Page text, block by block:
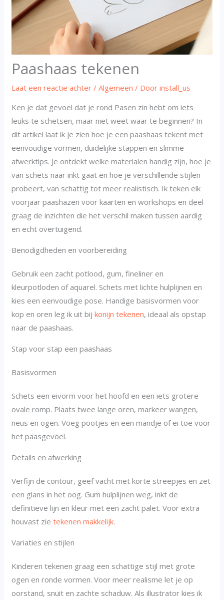
Paashaas tekenen
Laat een reactie achter /Algemeen / Doorinstall_us
Ken je dat gevoel dat je rond Pasen zin hebt om iets
leuks te schetsen, maar niet weet waar te beginnen? In
dit artikel laat ik je zien hoe je een paashaas tekent met
eenvoudige vormen, duidelijke stappen en slimme
afwerktips. Je ontdekt welke materialen handig zijn, hoe je
van schets naar inkt gaat en hoe je verschillende stijlen
probeert, van schattig tot meer realistisch. Ik teken elk
voorjaar paashazen voor kaarten en workshops en deel
graag de inzichten die het verschil maken tussen aardig
en echt overtuigend.
Benodigdheden en voorbereiding
Gebruik een zacht potlood, gum, fineliner en
kleurpotloden of aquarel. Schets met lichte hulplijnen en
kies een eenvoudige pose. Handige basisvormen voor
kop en oren leg ik uit bijkonijn tekenen, ideaal als opstap
naar de paashaas.
Stap voor stap een paashaas
Basisvormen
Schets een eivorm voor het hoofd en een iets grotere
ovale romp. Plaats twee lange oren, markeer wangen,
neus en ogen. Voeg pootjes en een mandje of ei toe voor
het paasgevoel.
Details en afwerking
Verfijn de contour, geef vacht met korte streepjes en zet
een glans in het oog. Gum hulplijnen weg, inkt de
definitieve lijn en kleur met een zacht palet. Voor extra
houvast zietekenen makkelijk.
Variaties en stijlen
Kinderen tekenen graag een schattige stijl met grote
ogen en ronde vormen. Voor meer realisme let je op
oorstand, snuit en zachte schaduw. Als illustrator kies ik